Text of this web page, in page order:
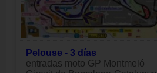
Pelouse - 3 días
entradas moto GP Montmeló